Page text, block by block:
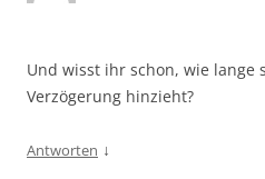
Und wisst ihr schon, wie
Verzögerung hinzieht?
Antworten ↓